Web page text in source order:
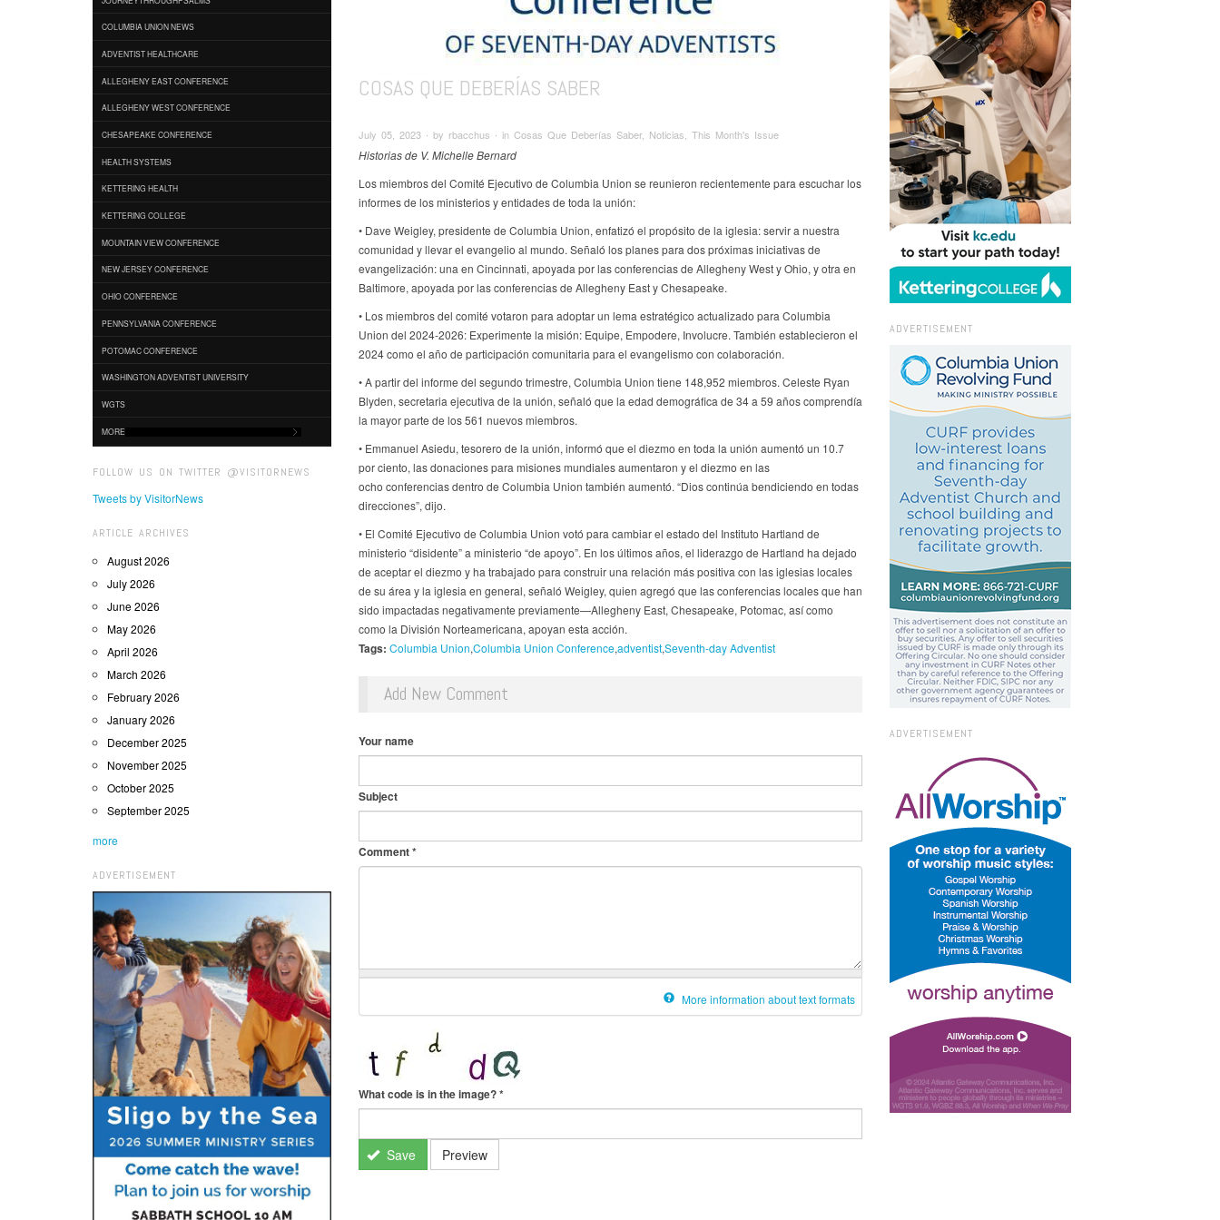
COLUMBIA UNION NEWS
ADVENTIST HEALTHCARE
ALLEGHENY EAST CONFERENCE
ALLEGHENY WEST CONFERENCE
CHESAPEAKE CONFERENCE
HEALTH SYSTEMS
KETTERING HEALTH
KETTERING COLLEGE
MOUNTAIN VIEW CONFERENCE
NEW JERSEY CONFERENCE
OHIO CONFERENCE
PENNSYLVANIA CONFERENCE
POTOMAC CONFERENCE
WASHINGTON ADVENTIST UNIVERSITY
WGTS
MORE
FOLLOW US ON TWITTER @VISITORNEWS
Tweets by VisitorNews
ARTICLE ARCHIVES
August 2026
July 2026
June 2026
May 2026
April 2026
March 2026
February 2026
January 2026
December 2025
November 2025
October 2025
September 2025
more
ADVERTISEMENT
COSAS QUE DEBERÍAS SABER
July 05, 2023 ∙ by rbacchus ∙ in Cosas Que Deberías Saber, Noticias, This Month's Issue
Historias de V. Michelle Bernard
Los miembros del Comité Ejecutivo de Columbia Union se reunieron recientemente para escuchar los
informes de los ministerios y entidades de toda la unión:
• Dave Weigley, presidente de Columbia Union, enfatizó el propósito de la iglesia: servir a nuestra
comunidad y llevar el evangelio al mundo. Señaló los planes para dos próximas iniciativas de
evangelización: una en Cincinnati, apoyada por las conferencias de Allegheny West y Ohio, y otra en
Baltimore, apoyada por las conferencias de Allegheny East y Chesapeake.
• Los miembros del comité votaron para adoptar un lema estratégico actualizado para Columbia
Union del 2024-2026: Experimente la misión: Equipe, Empodere, Involucre. También establecieron el
2024 como el año de participación comunitaria para el evangelismo con colaboración.
• A partir del informe del segundo trimestre, Columbia Union tiene 148,952 miembros. Celeste Ryan
Blyden, secretaria ejecutiva de la unión, señaló que la edad demográfica de 34 a 59 años comprendía
la mayor parte de los 561 nuevos miembros.
• Emmanuel Asiedu, tesorero de la unión, informó que el diezmo en toda la unión aumentó un 10.7
por ciento, las donaciones para misiones mundiales aumentaron y el diezmo en las
ocho conferencias dentro de Columbia Union también aumentó. “Dios continúa bendiciendo en todas
direcciones”, dijo.
• El Comité Ejecutivo de Columbia Union votó para cambiar el estado del Instituto Hartland de
ministerio “disidente” a ministerio “de apoyo”. En los últimos años, el liderazgo de Hartland ha dejado
de aceptar el diezmo y ha trabajado para construir una relación más positiva con las iglesias locales
de su área y la iglesia en general, señaló Weigley, quien agregó que las conferencias locales que han
sido impactadas negativamente previamente—Allegheny East, Chesapeake, Potomac, así como
como la División Norteamericana, apoyan esta acción.
Tags: Columbia Union Columbia Union Conference adventist Seventh-day Adventist
Add New Comment
Your name
Subject
Comment*
More information about text formats
What code is in the image?*
Save Preview
ADVERTISEMENT
ADVERTISEMENT